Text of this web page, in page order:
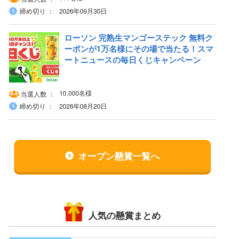
締め切り
2026年09月30日
ローソン 完熟生マンゴーステック 無料ク
ーポンが1万名様にその場で当たる！スマ
ートニュースの毎日くじキャンペーン
当選人数
10,000名様
締め切り
2026年08月20日
オープン懸賞一覧へ
人気の懸賞まとめ